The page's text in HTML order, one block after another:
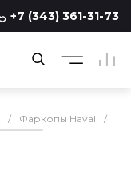
+7 (343) 361-31-73
/ Фаркопы Haval /